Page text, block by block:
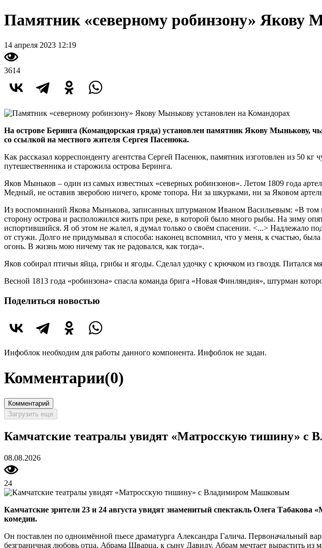
Памятник «северному робинзону» Якову
14 апреля 2023 12:19
3614
На острове Беринга (Командорская гряда) установлен памятник Якову
со ссылкой на местного жителя Сергея Пасенюка.
Как рассказал корреспонденту агентства Сергей Пасенюк, памятник изготовлен из 50
путешественника и старожила острова Беринга.
Яков Мыньков – один из самых известных «северных робинзонов». Летом 1809 года
Медный, не оставив зверобою ничего, кроме топора. Ни за шкурками, ни за Яковом
Из воспоминаний Якова Мынькова, записанных штурманом Иваном Васильевым: «В том
сторону острова и расположился жить при реке, в которой было много рыбы. На зиму
испортившийся. Я об этом не жалел, я думал только о своём спасении. <...> Надлежало
от стужи. Долго не придумывал я способа: наконец вспомнил, что у меня, к счастью,
огонь. В жизнь мою ничему так не радовался, как тогда».
Яков собирал птичьи яйца, грибы и ягоды. Сделал удочку с крючком из гвоздя. Питался
Весной 1813 года «робинзона» спасла команда брига «Новая Финляндия», штурман
Поделиться новостью
Инфоблок необходим для работы данного компонента. Инфоблок не задан.
Комментарии(0)
Комментарий
Загрузить еще
Камчатские театралы увидят «Матросскую тишину»
08.08.2026
24
Камчатские зрители 23 и 24 августа увидят знаменитый спектакль Олега
комедии.
Он поставлен по одноимённой пьесе драматурга Александра Галича. Первоначальный
безграничная любовь отца, Абрама Шварца, к сыну Давиду. Абрам мечтает вырастить из